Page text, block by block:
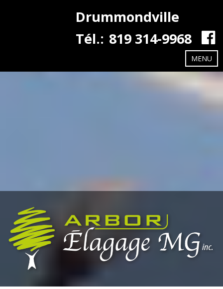
Drummondville
Tél.: 819 314-9968
MENU